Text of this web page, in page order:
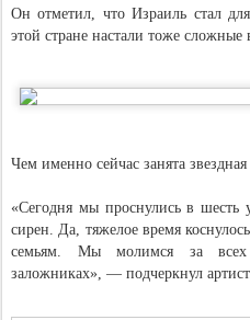
Он отметил, что Израиль стал
этой стране настали тоже сложные
Чем именно сейчас занята
«Сегодня мы проснулись в шесть
сирен. Да, тяжелое время
семьям. Мы молимся за всех
заложниках», — подчеркнул